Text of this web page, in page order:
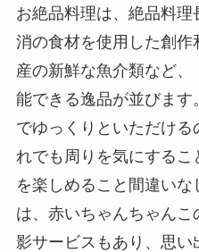
お絶品料理は、絶品料
消の食材を使用した創
産の新鮮な魚介類など
能できる逸品が並びま
でゆっくりといただけ
れでも周りを気にする
を楽しめること間違い
は、赤いちゃんちゃん
影サービスもあり、思